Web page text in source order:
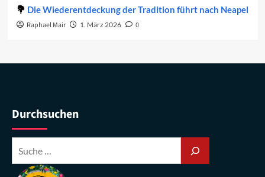
Die Wiederentdeckung der Tradition führt nach Neapel
Raphael Mair 1. März 2026 0
Durchsuchen